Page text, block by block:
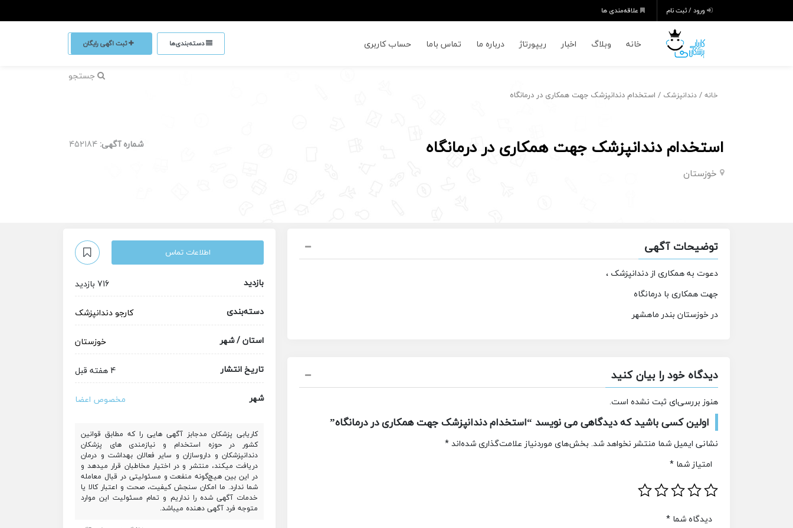
ورود / ثبت نام علاقه‌مندی ها
خانه وبلاگ اخبار ریپورتاژ درباره ما تماس باما حساب کاربری دسته‌بندی‌ها ثبت اگهی رایگان
جستجو
خانه / دندانپزشک / استخدام دندانپزشک جهت همکاری در درمانگاه
استخدام دندانپزشک جهت همکاری در درمانگاه
خوزستان
شماره آگهی: 452184
توضیحات آگهی
دعوت به همکاری از دندانپزشک ،
جهت همکاری با درمانگاه
در خوزستان بندر ماهشهر
دیدگاه خود را بیان کنید
هنوز بررسی‌ای ثبت نشده است.
اولین کسی باشید که دیدگاهی می نویسد “استخدام دندانپزشک جهت همکاری در درمانگاه”
نشانی ایمیل شما منتشر نخواهد شد. بخش‌های موردنیاز علامت‌گذاری شده‌اند*
امتیاز شما *
دیدگاه شما *
اطلاعات تماس
بازدید
716 بازدید
دسته‌بندی
کارجودندانپزشک
استان / شهر
خوزستان
تاریخ انتشار
4 هفته قبل
شهر
مخصوص اعضا
کاریابی پزشکان مدجابز آگهی هایی را که مطابق قوانین
کشور در حوزه استخدام و نیازمندی های پزشکان
دندانپزشکان و داروسازان و سایر فعالان بهداشت و درمان
دریافت میکند، منتشر و در اختیار مخاطبان قرار میدهد و
در این بین هیچ‌گونه منفعت و مسئولیتی در قبال معامله
شما ندارد. ما امکان سنجش کیفیت، صحت و اعتبار کالا یا
خدمات آگهی شده را نداریم و تمام مسئولیت این موارد
متوجه فرد آگهی دهنده میباشد.